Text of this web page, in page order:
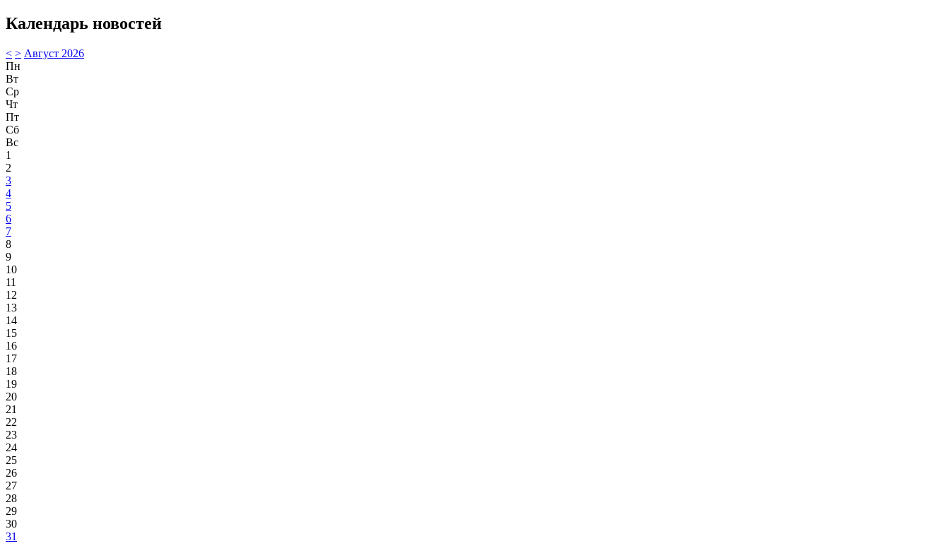
Календарь новостей
< > Август 2026
Пн
Вт
Ср
Чт
Пт
Сб
Вс
1
2
3
4
5
6
7
8
9
10
11
12
13
14
15
16
17
18
19
20
21
22
23
24
25
26
27
28
29
30
31